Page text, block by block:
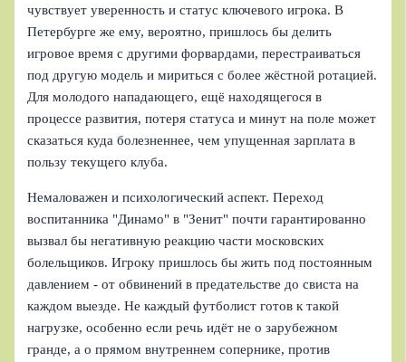
чувствует уверенность и статус ключевого игрока. В
Петербурге же ему, вероятно, пришлось бы делить
игровое время с другими форвардами, перестраиваться
под другую модель и мириться с более жёстной ротацией.
Для молодого нападающего, ещё находящегося в
процессе развития, потеря статуса и минут на поле может
сказаться куда болезненнее, чем упущенная зарплата в
пользу текущего клуба.
Немаловажен и психологический аспект. Переход
воспитанника "Динамо" в "Зенит" почти гарантированно
вызвал бы негативную реакцию части московских
болельщиков. Игроку пришлось бы жить под постоянным
давлением - от обвинений в предательстве до свиста на
каждом выезде. Не каждый футболист готов к такой
нагрузке, особенно если речь идёт не о зарубежном
гранде, а о прямом внутреннем сопернике, против